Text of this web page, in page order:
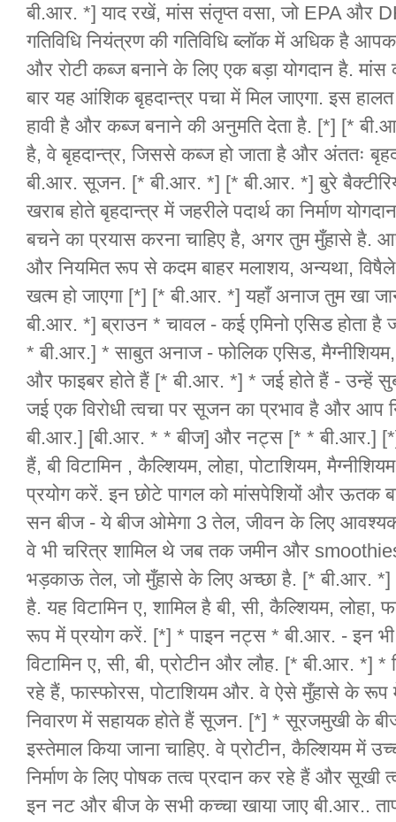
बी.आर. *] याद रखें, मांस संतृप्त वसा, जो EPA और
गतिविधि नियंत्रण की गतिविधि ब्लॉक में अधिक है
और रोटी कब्ज बनाने के लिए एक बड़ा योगदान है.
बार यह आंशिक बृहदान्त्र पचा में मिल जाएगा. इस
हावी है और कब्ज बनाने की अनुमति देता है. [*] [*
है, वे बृहदान्त्र, जिससे कब्ज हो जाता है और अंततः
बी.आर. सूजन. [* बी.आर. *] [* बी.आर. *] बुरे
खराब होते बृहदान्त्र में जहरीले पदार्थ का निर्माण
बचने का प्रयास करना चाहिए है, अगर तुम मुँहासे है.
और नियमित रूप से कदम बाहर मलाशय, अन्यथा,
खत्म हो जाएगा [*] [* बी.आर. *] यहाँ अनाज तुम खा
बी.आर. *] ब्राउन * चावल - कई एमिनो एसिड होता है
* बी.आर.] * साबुत अनाज - फोलिक एसिड, मैग्नीशियम,
और फाइबर होते हैं [* बी.आर. *] * जई होते हैं - उन्हें
जई एक विरोधी त्वचा पर सूजन का प्रभाव है और
बी.आर.] [बी.आर. * * बीज] और नट्स [* * बी.आर.] [*]
हैं, बी विटामिन , कैल्शियम, लोहा, पोटाशियम,
प्रयोग करें. इन छोटे पागल को मांसपेशियों और ऊतक
सन बीज - ये बीज ओमेगा 3 तेल, जीवन के लिए आवश्यक
वे भी चरित्र शामिल थे जब तक जमीन और smoothies
भड़काऊ तेल, जो मुँहासे के लिए अच्छा है. [* बी.आर.
है. यह विटामिन ए, शामिल है बी, सी, कैल्शियम,
रूप में प्रयोग करें. [*] * पाइन नट्स * बी.आर. - इन
विटामिन ए, सी, बी, प्रोटीन और लौह. [* बी.आर. *]
रहे हैं, फास्फोरस, पोटाशियम और. वे ऐसे मुँहासे के रूप
निवारण में सहायक होते हैं सूजन. [*] * सूरजमुखी के
इस्तेमाल किया जाना चाहिए. वे प्रोटीन, कैल्शियम में
निर्माण के लिए पोषक तत्व प्रदान कर रहे हैं और
इन नट और बीज के सभी कच्चा खाया जाए बी.आर..